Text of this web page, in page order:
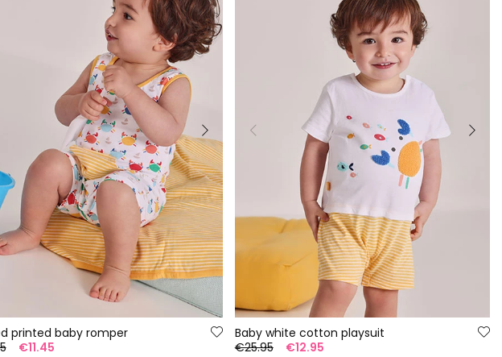
printed baby romper
€11.45
Baby white cotton playsuit
€25.95
€12.95